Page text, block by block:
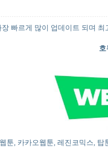
빠르게 많이 업데이트 되며
호
툰, 카카오웹툰, 레진코믹스,